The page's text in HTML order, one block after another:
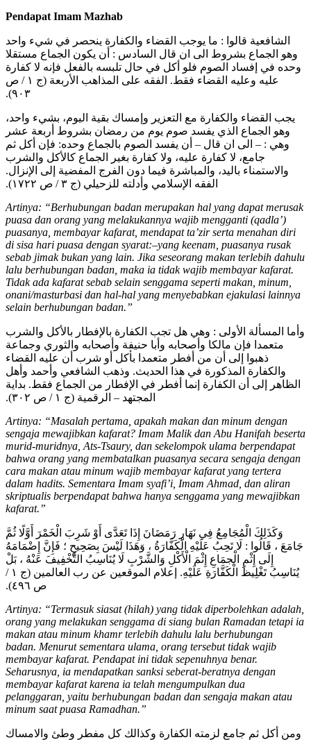
Pendapat Imam Mazhab
الشافعية قالوا : ما يوجب القضاء والكفارة ينحصر في شيء واحد
وهو الجماع بشروط الى ان قال السادس : أن يكون الجماع مستقلا
وحده في إفساد الصوم فلو أكل في حال تلبسه بالفعل فإنه لا كفارة
عليه وعليه القضاء فقط. الفقه على المذاهب الأربعة (ج ١ / ص
٩٠٣).
يجب القضاء والكفارة مع التعزير وإمساك بقية اليوم، بشيء واحد،
وهو الجماع الذي يفسد صوم يوم من رمضان بشروط أربعة عشر
وهي : – الى ان قال – أن يفسد الصوم بالجماع وحده: فإن أكل ثم
جامع، لا كفارة عليه، ولا كفارة بغير الجماع كالأكل والشرب
والاستمناء باليد، والمباشرة فيما دون الفرج المفضية إلى الإنزال.
الفقه الإسلامي وأدلته للزحيلي (ج ٣ / ص ١٧٢٢).
Artinya: “Berhubungan badan merupakan hal yang dapat merusak
puasa dan orang yang melakukannya wajib mengganti (qadla’)
puasanya, membayar kafarat, mendapat ta’zir serta menahan diri
di sisa hari puasa dengan syarat:–yang keenam, puasanya rusak
sebab jimak bukan yang lain. Jika seseorang makan terlebih dahulu
lalu berhubungan badan, maka ia tidak wajib membayar kafarat.
Tidak ada kafarat sebab selain senggama seperti makan, minum,
onani/masturbasi dan hal-hal yang menyebabkan ejakulasi lainnya
selain berhubungan badan.”
وأما المسألة الأولى : وهي هل تجب الكفارة بالإفطار بالأكل والشرب
متعمدا فإن مالكا وأصحابه وأبا حنيفة وأصحابه والثوري وجماعة
ذهبوا إلى أن من أفطر متعمدا بأكل أو شرب أن عليه القضاء
والكفارة المذكورة في هذا الحديث. وذهب الشافعي وأحمد وأهل
الظاهر إلى أن الكفارة إنما أفطر في الإفطار من الجماع فقط. بداية
المجتهد – الرقمية (ج ١ / ص ٣٠٢).
Artinya: “Masalah pertama, apakah makan dan minum dengan
sengaja mewajibkan kafarat? Imam Malik dan Abu Hanifah beserta
murid-muridnya, Ats-Tsaury, dan sekelompok ulama berpendapat
bahwa orang yang membatalkan puasanya secara sengaja dengan
cara makan atau minum wajib membayar kafarat yang tertera
dalam hadits. Sementara Imam syafi’i, Imam Ahmad, dan aliran
skriptualis berpendapat bahwa hanya senggama yang mewajibkan
kafarat.”
وَكَذَلِكَ الْمُجَامِعُ فِي نَهَارِ رَمَضَانَ إِذَا تَعَدَّى أَوْ شَرِبَ الْخَمْرَ أَوَّلًا ثُمَّ
جَامَعَ ، قَالُوا : لَا تَحِبُ عَلَيْهِ الْكَفَّارَةُ ، وَهَذَا لَيْسَ بِصَحِيحٍ ؛ فَإِنَّ إِضْمَامَهُ
إِلَى إِثْمِ الْجمَاعِ إِثْمَ الْأَكْلِ وَالشَّرْبِ لَا يُنَاسِبُ التَّخْفِيفَ عَنْهُ ، بَلْ
يُنَاسِبُ تَغْلِيظَ الْكَفَّارَةِ عَلَيْهِ. إعلام الموقعين عن رب العالمين (ج ١ /
ص ٤٩٦).
Artinya: “Termasuk siasat (hilah) yang tidak diperbolehkan adalah,
orang yang melakukan senggama di siang bulan Ramadan tetapi ia
makan atau minum khamr terlebih dahulu lalu berhubungan
badan. Menurut sementara ulama, orang tersebut tidak wajib
membayar kafarat. Pendapat ini tidak sepenuhnya benar.
Seharusnya, ia mendapatkan sanksi seberat-beratnya dengan
membayar kafarat karena ia telah mengumpulkan dua
pelanggaran, yaitu berhubungan badan dan sengaja makan atau
minum saat puasa Ramadhan.”
ومن أكل ثم جامع لزمته الكفارة وكذالك كل مفطر وطئ والامساك